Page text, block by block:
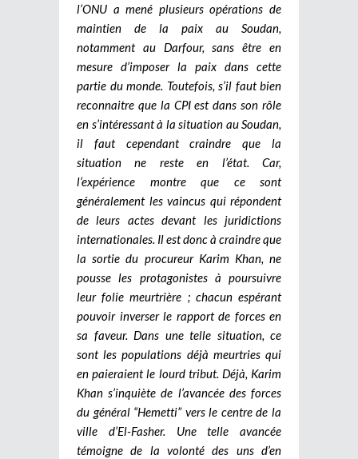
l’ONU a mené plusieurs opérations de
maintien de la paix au Soudan,
notamment au Darfour, sans être en
mesure d’imposer la paix dans cette
partie du monde. Toutefois, s’il faut bien
reconnaitre que la CPI est dans son rôle
en s’intéressant à la situation au Soudan,
il faut cependant craindre que la
situation ne reste en l’état. Car,
l’expérience montre que ce sont
généralement les vaincus qui répondent
de leurs actes devant les juridictions
internationales. Il est donc à craindre que
la sortie du procureur Karim Khan, ne
pousse les protagonistes à poursuivre
leur folie meurtrière ; chacun espérant
pouvoir inverser le rapport de forces en
sa faveur. Dans une telle situation, ce
sont les populations déjà meurtries qui
en paieraient le lourd tribut. Déjà, Karim
Khan s’inquiète de l’avancée des forces
du général “Hemetti” vers le centre de la
ville d’El-Fasher. Une telle avancée
témoigne de la volonté des uns d’en